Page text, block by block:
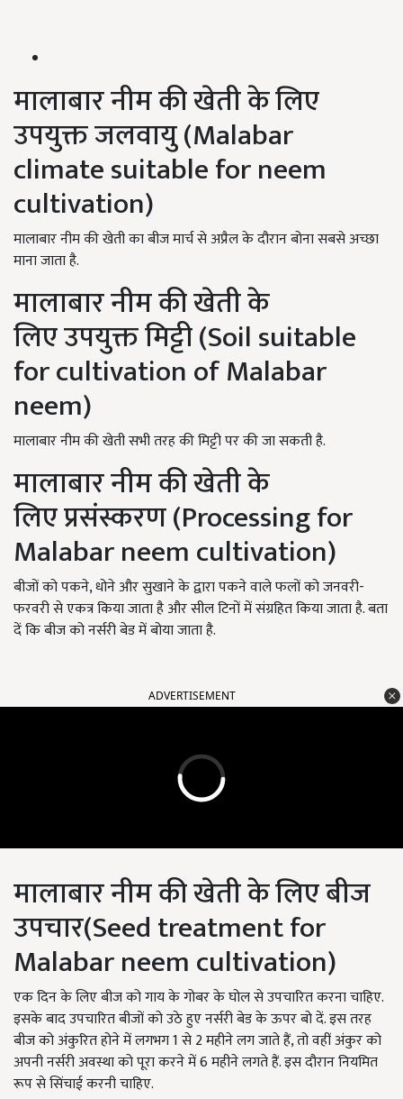
मालाबार नीम की खेती के लिए
उपयुक्त जलवायु (Malabar
climate suitable for neem
cultivation)
मालाबार नीम की खेती का बीज मार्च से अप्रैल के दौरान बोना सबसे अच्छा
माना जाता है.
मालाबार नीम की खेती के
लिए उपयुक्त मिट्टी (Soil suitable
for cultivation of Malabar
neem)
मालाबार नीम की खेती सभी तरह की मिट्टी पर की जा सकती है.
मालाबार नीम की खेती के
लिए प्रसंस्करण (Processing for
Malabar neem cultivation)
बीजों को पकने, धोने और सुखाने के द्वारा पकने वाले फलों को जनवरी-
फरवरी से एकत्र किया जाता है और सील टिनों में संग्रहित किया जाता है. बता
दें कि बीज को नर्सरी बेड में बोया जाता है.
ADVERTISEMENT
मालाबार नीम की खेती के लिए बीज
उपचार(Seed treatment for
Malabar neem cultivation)
एक दिन के लिए बीज को गाय के गोबर के घोल से उपचारित करना चाहिए.
इसके बाद उपचारित बीजों को उठे हुए नर्सरी बेड के ऊपर बो दें. इस तरह
बीज को अंकुरित होने में लगभग 1 से 2 महीने लग जाते हैं, तो वहीं अंकुर को
अपनी नर्सरी अवस्था को पूरा करने में 6 महीने लगते हैं. इस दौरान नियमित
रूप से सिंचाई करनी चाहिए.